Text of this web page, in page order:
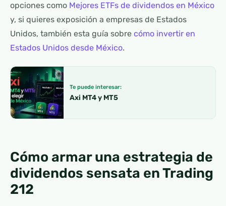
opciones como Mejores ETFs de dividendos en México
y, si quieres exposición a empresas de Estados
Unidos, también esta guía sobre cómo invertir en
Estados Unidos desde México.
Te puede interesar:
Axi MT4 y MT5
Cómo armar una estrategia de
dividendos sensata en Trading
212